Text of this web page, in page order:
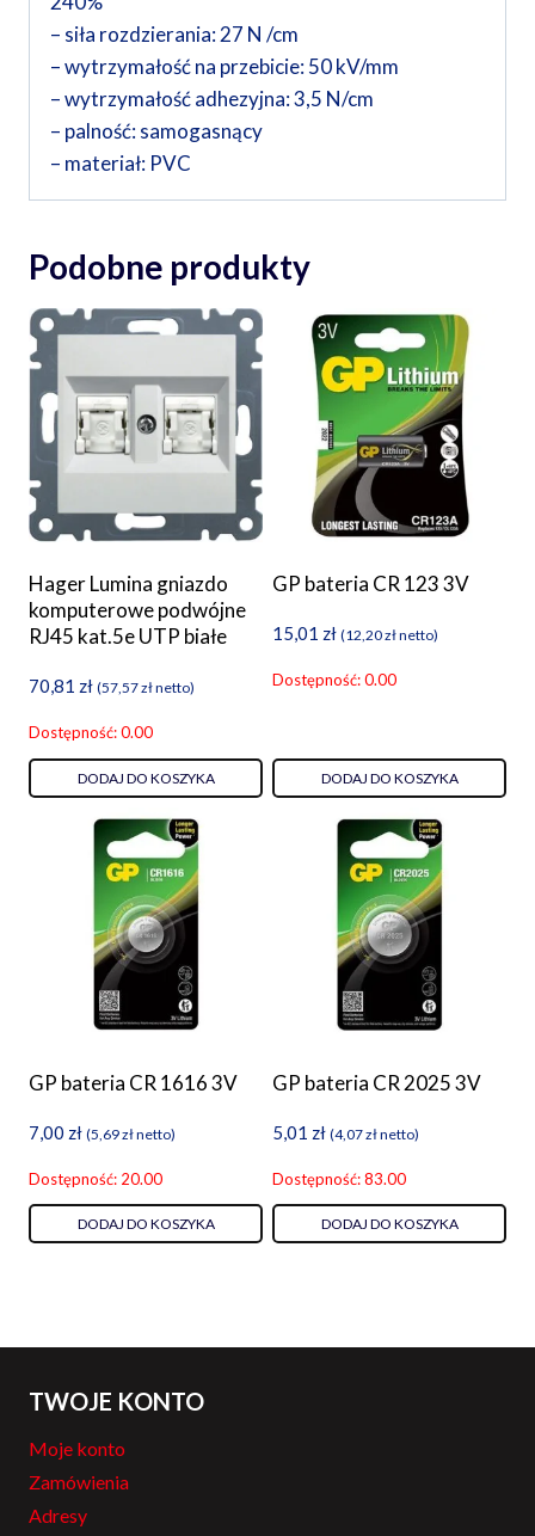
– siła rozdzierania: 27 N /cm
– wytrzymałość na przebicie: 50 kV/mm
– wytrzymałość adhezyjna: 3,5 N/cm
– palność: samogasnący
– materiał: PVC
Podobne produkty
Hager Lumina gniazdo
komputerowe podwójne
RJ45 kat.5e UTP białe
70,81 zł (57,57złnetto)
Dostępność: 0.00
DODAJ DO KOSZYKA
GP bateria CR 123 3V
15,01 zł (12,20złnetto)
Dostępność: 0.00
DODAJ DO KOSZYKA
GP bateria CR 1616 3V
7,00 zł (5,69złnetto)
Dostępność: 20.00
DODAJ DO KOSZYKA
GP bateria CR 2025 3V
5,01 zł (4,07złnetto)
Dostępność: 83.00
DODAJ DO KOSZYKA
TWOJE KONTO
Moje konto
Zamówienia
Adresy